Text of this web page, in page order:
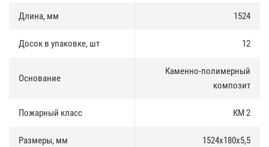
Длина, мм 1524
Досок в упаковке, шт 12
Основание
Каменно-полимерный
композит
Пожарный класс КМ 2
Размеры, мм 1524х180х5,5